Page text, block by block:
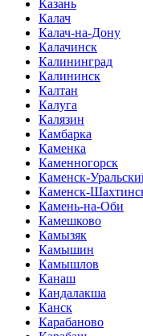
Казань
Калач
Калач-на-Дону
Калачинск
Калининград
Калининск
Калтан
Калуга
Калязин
Камбарка
Каменка
Каменногорск
Каменск-
Каменск-
Камень-на-Оби
Камешково
Камызяк
Камышин
Камышлов
Канаш
Кандалакша
Канск
Карабаново